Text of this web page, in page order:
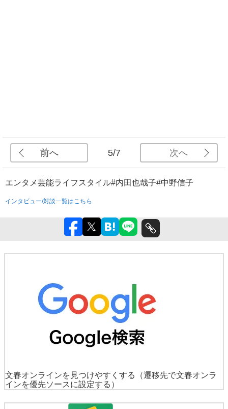
前へ 5/7 次へ
エンタメ芸能ライフスタイル#内田也哉子#中野信子
インタビュー/対談一覧はこちら
文春オンラインを見つけやすくする
（遷移先で文春オンラ
インを優先ソースに設定する）